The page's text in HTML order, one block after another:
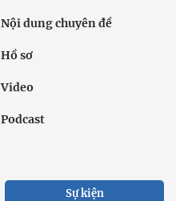
Nội dung chuyên đề
Hồ sơ
Video
Podcast
Sự kiện